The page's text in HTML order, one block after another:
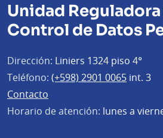
Unidad Reguladora
Control de Datos
Dirección: Liniers 1324 piso 4°
Teléfono: (+598) 2901 0065 int. 3
Contacto
Horario de atención: lunes a